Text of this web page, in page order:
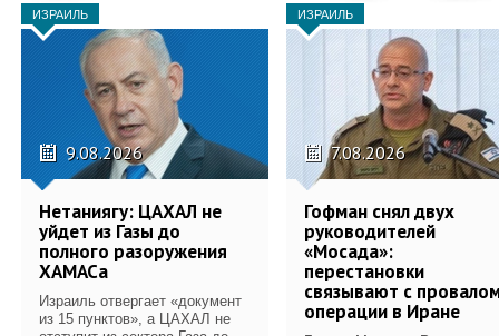
ИЗРАИЛЬ
9.08.2026
Нетаниягу: ЦАХАЛ не
уйдет из Газы до
полного разоружения
ХАМАСа
Израиль отвергает «документ
из 15 пунктов», а ЦАХАЛ не
ИЗРАИЛЬ
7.08.2026
Гофман снял двух
руководителей
«Мосада»:
перестановки
связывают с
операции в Иране